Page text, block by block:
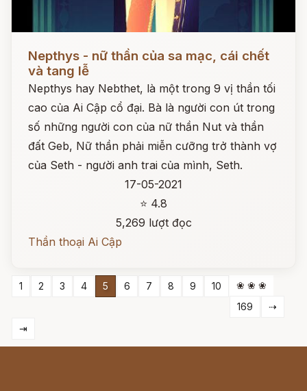
Nepthys - nữ thần của sa mạc, cái chết
và tang lễ
Nepthys hay Nebthet, là một trong 9 vị thần tối
cao của Ai Cập cổ đại. Bà là người con út trong
số những người con của nữ thần Nut và thần
đất Geb, Nữ thần phải miễn cưỡng trở thành vợ
của Seth - người anh trai của mình, Seth.
17-05-2021
⭐ 4.8
5,269 lượt đọc
Thần thoại Ai Cập
1 2 3 4 5 6 7 8 9 10
❀ ❀ ❀
169
⇢
⇥